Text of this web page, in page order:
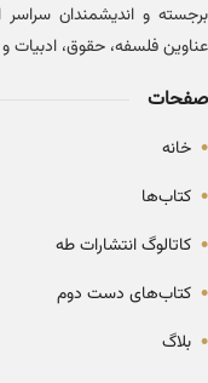
برجسته و اندیشمندان سراسر
عناوین فلسفه، حقوق،
صفحات
• خانه
• کتاب‌ها
• کاتالوگ انتشارات طه
• کتاب‌های دست دوم
• بلاگ